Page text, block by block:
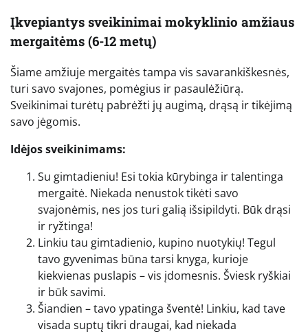
Įkvepiantys sveikinimai mokyklinio amžiaus
mergaitėms (6-12 metų)
Šiame amžiuje mergaitės tampa vis savarankiškesnės,
turi savo svajones, pomėgius ir pasaulėžiūrą.
Sveikinimai turėtų pabrėžti jų augimą, drąsą ir tikėjimą
savo jėgomis.
Idėjos sveikinimams:
Su gimtadieniu! Esi tokia kūrybinga ir talentinga
mergaitė. Niekada nenustok tikėti savo
svajonėmis, nes jos turi galią išsipildyti. Būk drąsi
ir ryžtinga!
Linkiu tau gimtadienio, kupino nuotykių! Tegul
tavo gyvenimas būna tarsi knyga, kurioje
kiekvienas puslapis – vis įdomesnis. Šviesk ryškiai
ir būk savimi.
Šiandien – tavo ypatinga šventė! Linkiu, kad tave
visada suptų tikri draugai, kad niekada